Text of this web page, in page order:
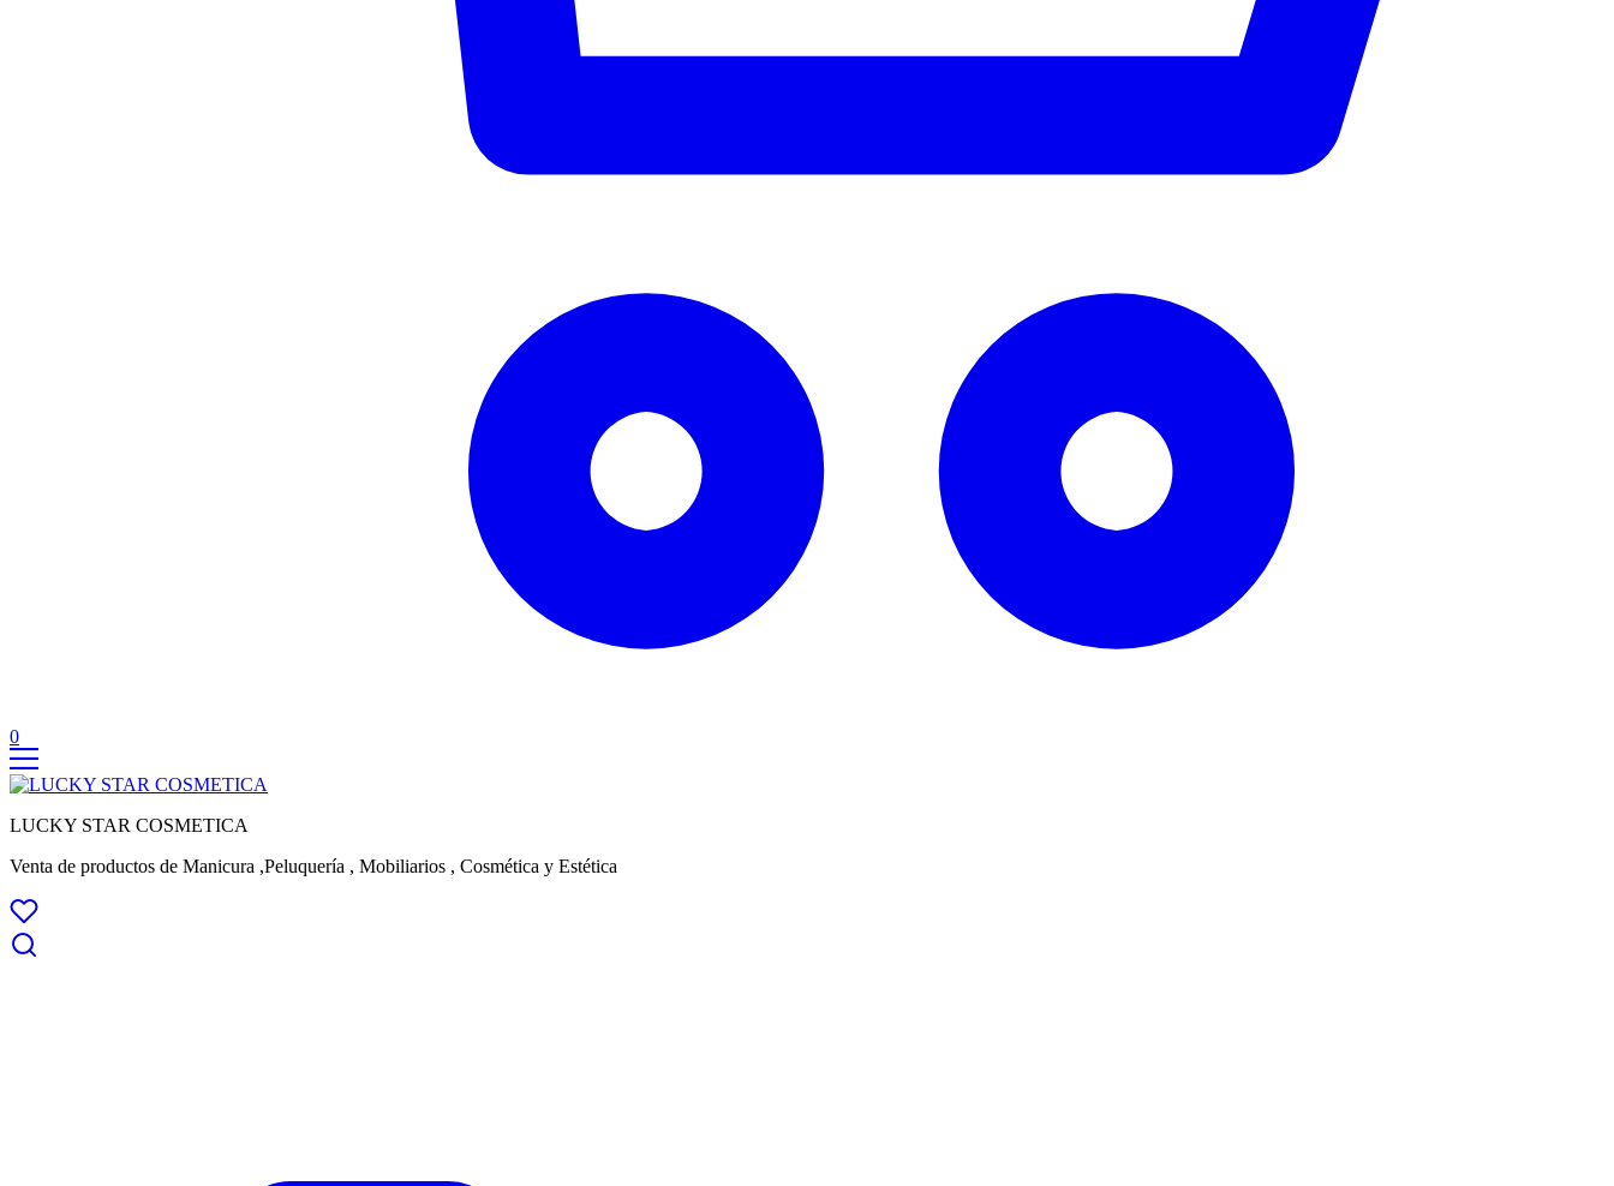
0
LUCKY STAR COSMETICA
Venta de productos de Manicura ,Peluquería , Mobiliarios , Cosmética y Estética